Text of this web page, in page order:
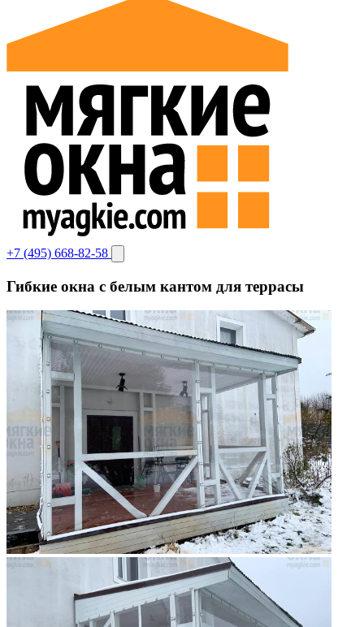
+7 (495) 668-82-58
Гибкие окна с белым кантом для террасы